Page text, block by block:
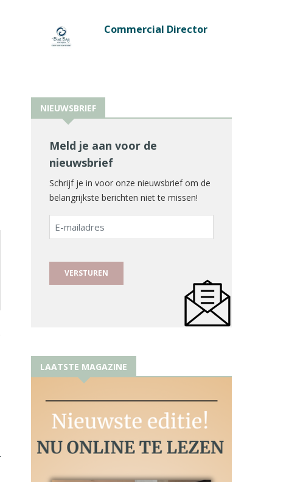
Commercial Director
NIEUWSBRIEF
Meld je aan voor de
nieuwsbrief
Schrijf je in voor onze nieuwsbrief om de
belangrijkste berichten niet te missen!
E-
mailadres
LAATSTE MAGAZINE